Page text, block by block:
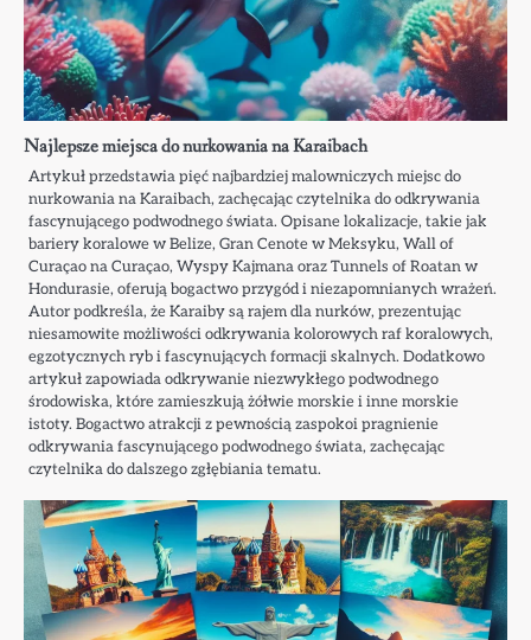
Najlepsze miejsca do nurkowania na Karaibach
Artykuł przedstawia pięć najbardziej malowniczych miejsc do
nurkowania na Karaibach, zachęcając czytelnika do odkrywania
fascynującego podwodnego świata. Opisane lokalizacje, takie jak
bariery koralowe w Belize, Gran Cenote w Meksyku, Wall of
Curaçao na Curaçao, Wyspy Kajmana oraz Tunnels of Roatan w
Hondurasie, oferują bogactwo przygód i niezapomnianych wrażeń.
Autor podkreśla, że Karaiby są rajem dla nurków, prezentując
niesamowite możliwości odkrywania kolorowych raf koralowych,
egzotycznych ryb i fascynujących formacji skalnych. Dodatkowo
artykuł zapowiada odkrywanie niezwykłego podwodnego
środowiska, które zamieszkują żółwie morskie i inne morskie
istoty. Bogactwo atrakcji z pewnością zaspokoi pragnienie
odkrywania fascynującego podwodnego świata, zachęcając
czytelnika do dalszego zgłębiania tematu.